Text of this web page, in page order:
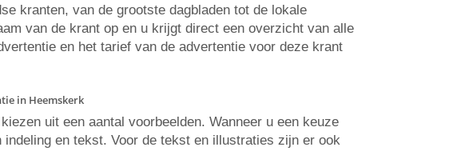
kranten, van de grootste dagbladen tot de lokale
van de krant op en u krijgt direct een overzicht van alle
en het tarief van de advertentie voor deze krant
in Heemskerk
uit een aantal voorbeelden. Wanneer u een keuze
en tekst. Voor de tekst en illustraties zijn er ook